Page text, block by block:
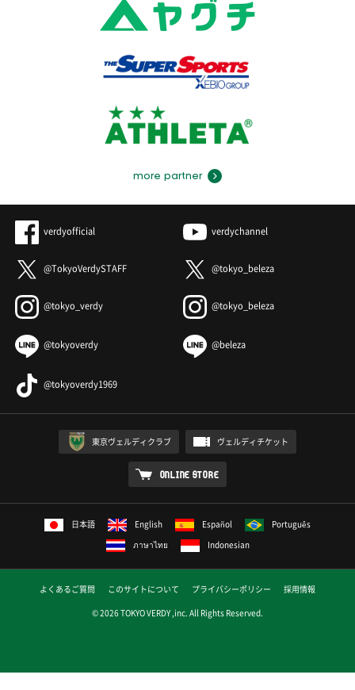
more partner
verdyofficial verdychannel
@TokyoVerdySTAFF @tokyo_beleza
@tokyo_verdy @tokyo_beleza
@tokyoverdy @beleza
@tokyoverdy1969
東京ヴェルディクラブ ヴェルディチケット
ONLINE STORE
日本語 English Español
Português
ภาษาไทย
Indonesian
よくあるご質問 このサイトについて プライバシーポリシー
採用情報
© 2026 TOKYO VERDY ,inc. All Rights Reserved.